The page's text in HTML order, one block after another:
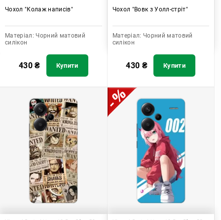
Чохол "Колаж написів"
Матеріал: Чорний матовий
силікон
430₴ Купити
Чохол "Вовк з Уолл-стріт"
Матеріал: Чорний матовий
силікон
430 ₴ Купити